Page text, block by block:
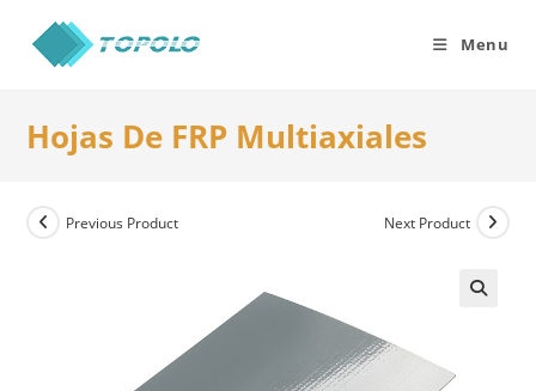
content
Menu
Hojas De FRP Multiaxiales
Previous Product Next Product